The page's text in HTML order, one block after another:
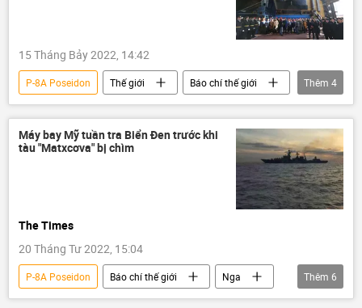
15 Tháng Bảy 2022, 14:42
P-8A Poseidon Thế giới
Báo chí thế giới
Quân sự
Hoa Kỳ
Nga
Tàu ngầm hạt nhân
Thêm 4
Máy bay Mỹ tuần tra Biển Đen trước khi
tàu "Matxcơva" bị chìm
The Times
20 Tháng Tư 2022, 15:04
P-8A Poseidon Báo chí thế giới
Nga
Hoa Kỳ
Biển Đen
Thêm 6